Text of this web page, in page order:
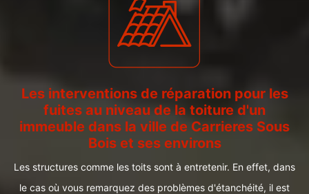
Les interventions de réparation pour les
fuites au niveau de la toiture d'un
immeuble dans la ville de Carrieres Sous
Bois et ses environs
Les structures comme les toits sont à entretenir. En effet, dans
le cas où vous remarquez des problèmes d'étanchéité, il est